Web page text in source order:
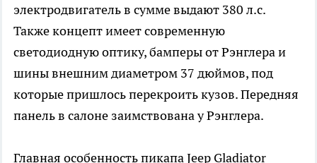
электродвигатель в сумме выдают 380 л.с.
Также концепт имеет современную
светодиодную оптику, бамперы от Рэнглера и
шины внешним диаметром 37 дюймов, под
которые пришлось перекроить кузов. Передняя
панель в салоне заимствована у Рэнглера.
Главная особенность пикапа Jeep Gladiator